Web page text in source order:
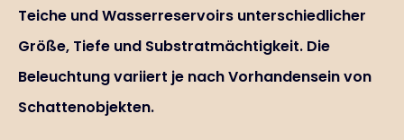
Teiche und Wasserreservoirs unterschiedlicher
Größe, Tiefe und Substratmächtigkeit. Die
Beleuchtung variiert je nach Vorhandensein von
Schattenobjekten.